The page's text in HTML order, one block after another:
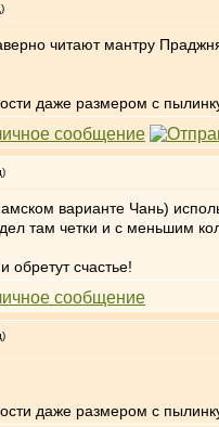
читают мантру
даже размером с
варианте Чань)
там четки и с меньшим
обретут счастье!
даже размером с